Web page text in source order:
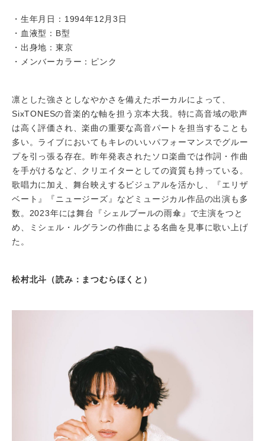
・生年月日：1994年12月3日
・血液型：B型
・出身地：東京
・メンバーカラー：ピンク
凛とした強さとしなやかさを備えたボーカルによって、
SixTONESの音楽的な軸を担う京本大我。特に高音域の歌声
は高く評価され、楽曲の重要な高音パートを担当することも
多い。ライブにおいてもキレのいいパフォーマンスでグルー
プを引っ張る存在。昨年発表されたソロ楽曲では作詞・作曲
を手がけるなど、クリエイターとしての資質も持っている。
歌唱力に加え、舞台映えするビジュアルを活かし、『エリザ
ベート』『ニュージーズ』などミュージカル作品の出演も多
数。2023年には舞台『シェルブールの雨傘』で主演をつと
め、ミシェル・ルグランの作曲による名曲を見事に歌い上げ
た。
松村北斗（読み：まつむらほくと）